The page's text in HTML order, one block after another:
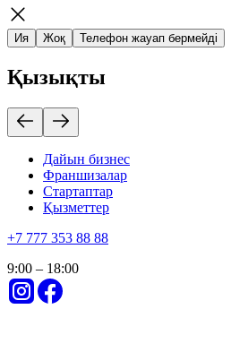
Ия Жоқ Телефон жауап бермейді
Қызықты
Дайын бизнес
Франшизалар
Стартаптар
Қызметтер
+7 777 353 88 88
9:00 – 18:00